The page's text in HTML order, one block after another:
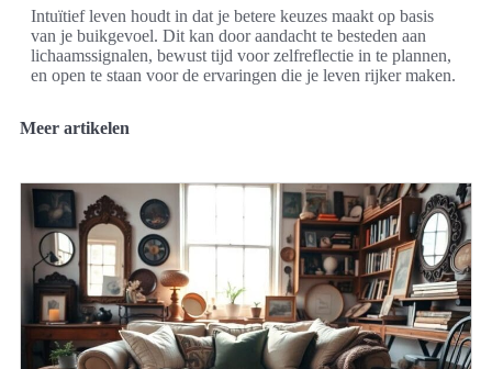
Intuïtief leven houdt in dat je betere keuzes maakt op basis
van je buikgevoel. Dit kan door aandacht te besteden aan
lichaamssignalen, bewust tijd voor zelfreflectie in te plannen,
en open te staan voor de ervaringen die je leven rijker maken.
Meer artikelen